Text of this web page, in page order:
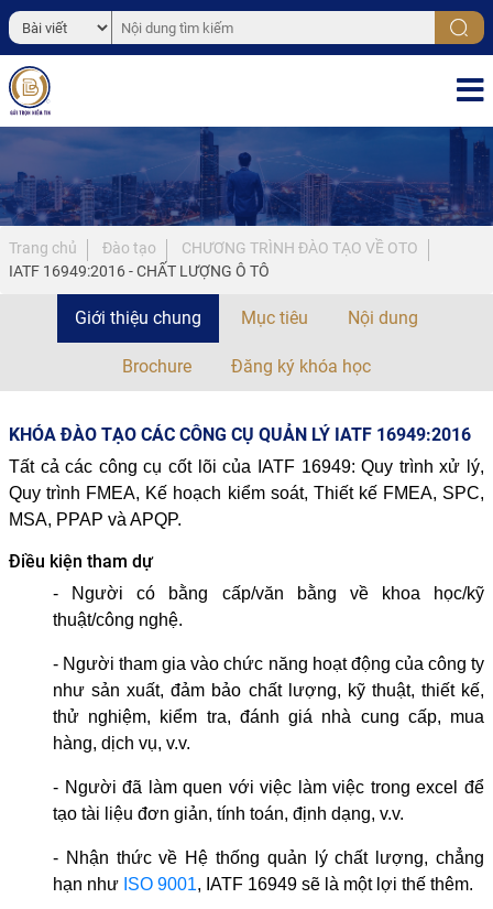
Trang chủ Đào tạo
CHƯƠNG TRÌNH ĐÀO TẠO VỀ OTO
IATF 16949:2016 - CHẤT LƯỢNG Ô TÔ
Giới thiệu chung Mục tiêu Nội dung
Brochure Đăng ký khóa học
KHÓA ĐÀO TẠO CÁC CÔNG CỤ QUẢN LÝ IATF 16949:2016
Tất cả các công cụ cốt lõi của IATF 16949: Quy trình xử lý,
Quy trình FMEA, Kế hoạch kiểm soát, Thiết kế FMEA, SPC,
MSA, PPAP và APQP.
Điều kiện tham dự
- Người có bằng cấp/văn bằng về khoa học/kỹ
thuật/công nghệ.
- Người tham gia vào chức năng hoạt động của công ty
như sản xuất, đảm bảo chất lượng, kỹ thuật, thiết kế,
thử nghiệm, kiểm tra, đánh giá nhà cung cấp, mua
hàng, dịch vụ, v.v.
- Người đã làm quen với việc làm việc trong excel để
tạo tài liệu đơn giản, tính toán, định dạng, v.v.
- Nhận thức về Hệ thống quản lý chất lượng, chẳng
hạn như ISO 9001, IATF 16949 sẽ là một lợi thế thêm.